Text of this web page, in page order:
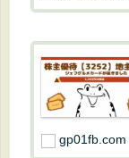
gp01fb.com